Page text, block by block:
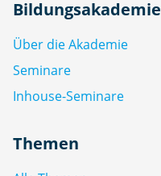
Bildungsakademie
Über die Akademie
Seminare
Inhouse-Seminare
Themen